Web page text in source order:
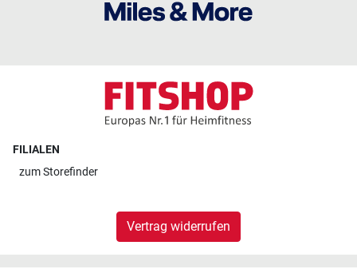
FILIALEN
zumStorefinder
Vertrag widerrufen